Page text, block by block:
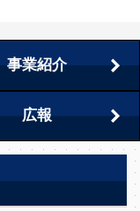
事業紹介
広報